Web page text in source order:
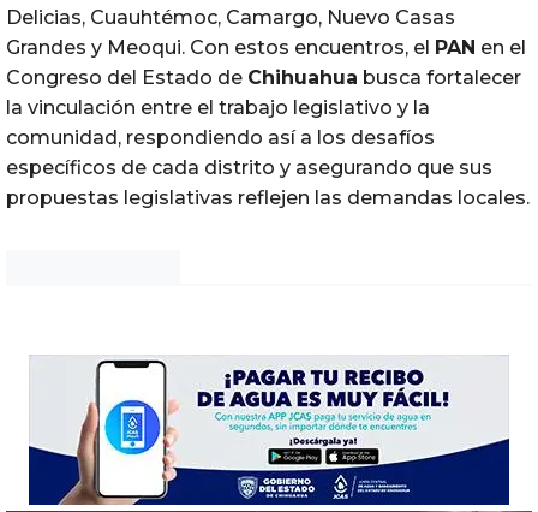
Delicias, Cuauhtémoc, Camargo, Nuevo Casas
Grandes y Meoqui. Con estos encuentros, el PAN en el
Congreso del Estado de Chihuahua busca fortalecer
la vinculación entre el trabajo legislativo y la
comunidad, respondiendo así a los desafíos
específicos de cada distrito y asegurando que sus
propuestas legislativas reflejen las demandas locales.